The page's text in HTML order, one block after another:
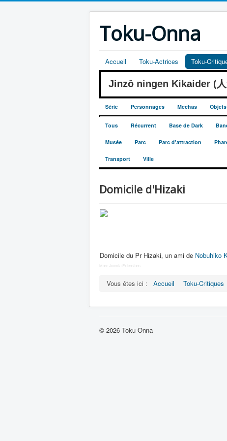
Toku-Onna
Accueil Toku-Actrices Toku-
Jinzô ningen Kikaider (
Série Personnages Mechas Objets
Tous Récurrent Base de Dark
Musée Parc Parc d'attraction
Transport Ville
Domicile d'Hizaki
Domicile du Pr Hizaki, un ami de Nobuhiko
More Joomla Extensions
Vous êtes ici : Accueil Toku-Critiques
© 2026 Toku-Onna